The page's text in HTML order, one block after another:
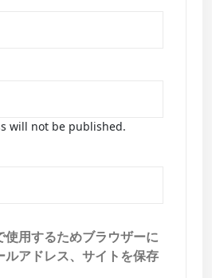
will not be published.
使用するためブラウザーに
ルアドレス、サイトを保存